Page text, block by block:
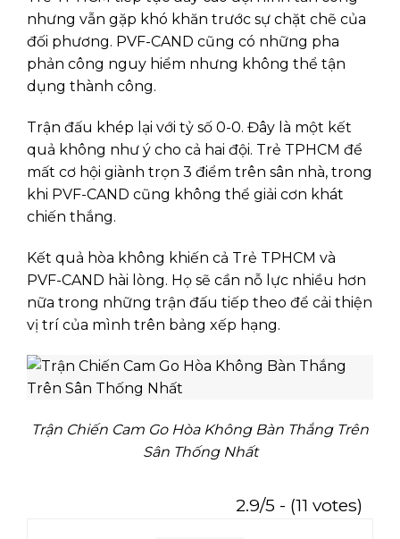
nhưng vẫn gặp khó khăn trước sự chặt chẽ của
đối phương. PVF-CAND cũng có những pha
phản công nguy hiểm nhưng không thể tận
dụng thành công.
Trận đấu khép lại với tỷ số 0-0. Đây là một kết
quả không như ý cho cả hai đội. Trẻ TPHCM để
mất cơ hội giành trọn 3 điểm trên sân nhà, trong
khi PVF-CAND cũng không thể giải cơn khát
chiến thắng.
Kết quả hòa không khiến cả Trẻ TPHCM và
PVF-CAND hài lòng. Họ sẽ cần nỗ lực nhiều hơn
nữa trong những trận đấu tiếp theo để cải thiện
vị trí của mình trên bảng xếp hạng.
Trận Chiến Cam Go Hòa Không Bàn Thắng Trên
Sân Thống Nhất
2.9/5 - (11 votes)